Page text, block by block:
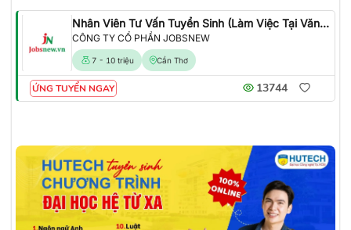
Nhân Viên Tư Vấn Tuyển Sinh (Làm Việc Tại Văn Phòng)
CÔNG TY CỔ PHẦN JOBSNEW
7 - 10 triệu Cần Thơ
ỨNG TUYỂN NGAY 13744